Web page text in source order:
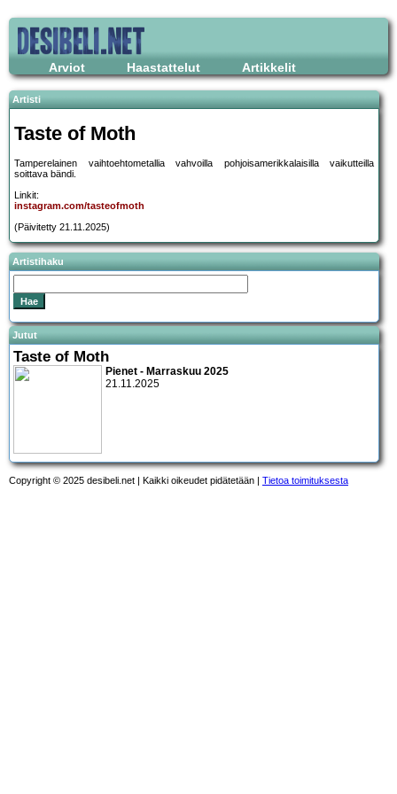
Arviot Haastattelut Artikkelit
Artisti
Taste of Moth
Tamperelainen vaihtoehtometallia vahvoilla pohjoisamerikkalaisilla vaikutteilla
soittava bändi.
Linkit:
instagram.com/tasteofmoth
(Päivitetty 21.11.2025)
Artistihaku
Jutut
Taste of Moth
Pienet - Marraskuu 2025
21.11.2025
Copyright © 2025 desibeli.net | Kaikki oikeudet pidätetään | Tietoa toimituksesta